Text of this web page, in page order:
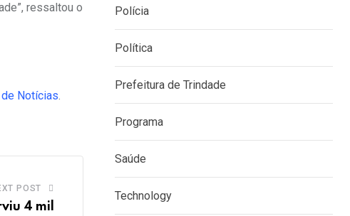
ressaltou o
de Notícias.
POST
4 mil
Polícia
Política
Prefeitura de Trindade
Programa
Saúde
Technology